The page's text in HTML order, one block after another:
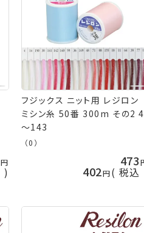
フジックス ニット用 レジロン
ミシン糸 50番 300m その2 4
～143
（0）
473
402 税込